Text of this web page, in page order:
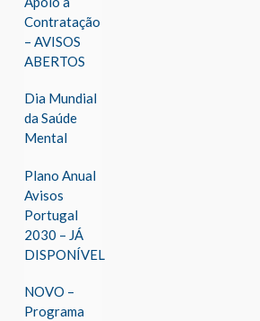
Contratação
– AVISOS
ABERTOS
Dia Mundial
da Saúde
Mental
Plano Anual
Avisos
Portugal
2030 – JÁ
DISPONÍVEL
NOVO –
Programa